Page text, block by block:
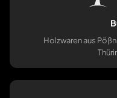
Holzwaren aus